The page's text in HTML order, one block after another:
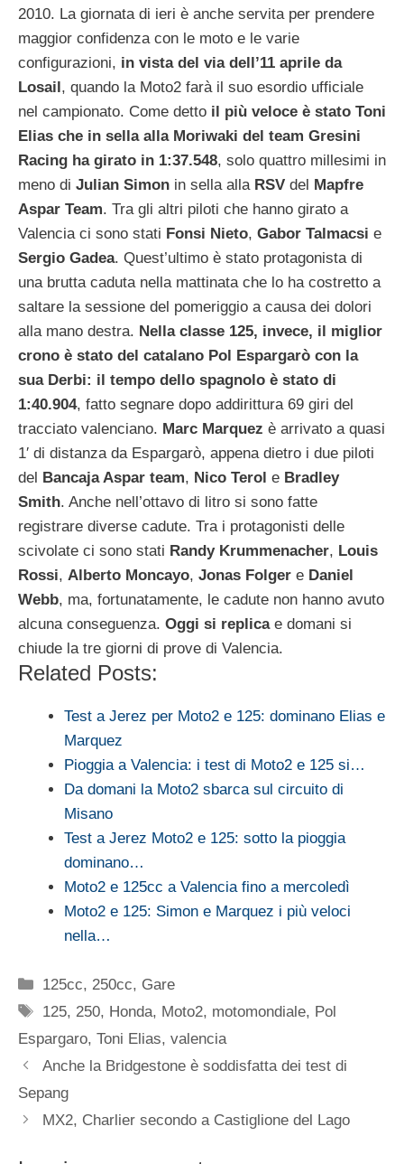
2010. La giornata di ieri è anche servita per prendere
maggior confidenza con le moto e le varie
configurazioni, in vista del via dell’11 aprile da
Losail , quando la Moto2 farà il suo esordio ufficiale
nel campionato. Come detto il più veloce è stato Toni
Elias che in sella alla Moriwaki del team Gresini
Racing ha girato in 1:37.548, solo quattro millesimi in
meno di Julian Simon in sella alla RSV del
Mapfre
Aspar Team. Tra gli altri piloti che hanno girato a
Valencia ci sono stati Fonsi Nieto, Gabor Talmacsi e
Sergio Gadea. Quest’ultimo è stato protagonista di
una brutta caduta nella mattinata che lo ha costretto a
saltare la sessione del pomeriggio a causa dei dolori
alla mano destra. Nella classe 125, invece, il miglior
crono è stato del catalano Pol Espargarò con la
sua Derbi: il tempo dello spagnolo è stato di
1:40.904, fatto segnare dopo addirittura 69 giri del
tracciato valenciano. Marc Marquez è arrivato a quasi
1′ di distanza da Espargarò, appena dietro i due piloti
del
BancajaAspar team, Nico Terol e Bradley
Smith. Anche nell’ottavo di litro si sono fatte
registrare diverse cadute. Tra i protagonisti delle
scivolate ci sono stati Randy Krummenacher, Louis
Rossi, Alberto Moncayo, Jonas Folger e Daniel
Webb, ma, fortunatamente, le cadute non hanno avuto
alcuna conseguenza. Oggi si replicae domani si
chiude la tre giorni di prove di Valencia.
Related Posts:
Test a Jerez per Moto2 e 125: dominano Elias e
Marquez
Pioggia a Valencia: i test di Moto2 e 125 si…
Da domani la Moto2 sbarca sul circuito di
Misano
Test a Jerez Moto2 e 125: sotto la pioggia
dominano…
Moto2 e 125cc a Valencia fino a mercoledì
Moto2 e 125: Simon e Marquez i più veloci
nella…
Categorie
125cc,250cc, Gare
Tag
125,250, Honda, Moto2, motomondiale, Pol
Espargaro, Toni Elias, valencia
Anche la Bridgestone è soddisfatta dei test di
Sepang
MX2, Charlier secondo a Castiglione del Lago